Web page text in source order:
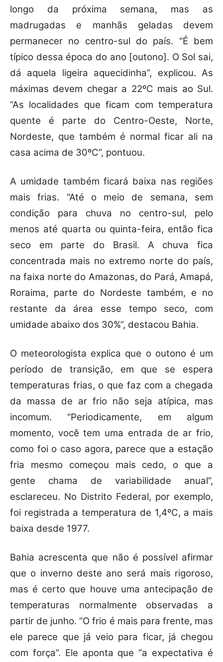
longo da próxima semana, mas as
madrugadas e manhãs geladas devem
permanecer no centro-sul do país. “É bem
típico dessa época do ano [outono]. O Sol sai,
dá aquela ligeira aquecidinha”, explicou. As
máximas devem chegar a 22ºC mais ao Sul.
“As localidades que ficam com temperatura
quente é parte do Centro-Oeste, Norte,
Nordeste, que também é normal ficar ali na
casa acima de 30ºC”, pontuou.
A umidade também ficará baixa nas regiões
mais frias. “Até o meio de semana, sem
condição para chuva no centro-sul, pelo
menos até quarta ou quinta-feira, então fica
seco em parte do Brasil. A chuva fica
concentrada mais no extremo norte do país,
na faixa norte do Amazonas, do Pará, Amapá,
Roraima, parte do Nordeste também, e no
restante da área esse tempo seco, com
umidade abaixo dos 30%”, destacou Bahia.
O meteorologista explica que o outono é um
período de transição, em que se espera
temperaturas frias, o que faz com a chegada
da massa de ar frio não seja atípica, mas
incomum. “Periodicamente, em algum
momento, você tem uma entrada de ar frio,
como foi o caso agora, parece que a estação
fria mesmo começou mais cedo, o que a
gente chama de variabilidade anual”,
esclareceu. No Distrito Federal, por exemplo,
foi registrada a temperatura de 1,4ºC, a mais
baixa desde 1977.
Bahia acrescenta que não é possível afirmar
que o inverno deste ano será mais rigoroso,
mas é certo que houve uma antecipação de
temperaturas normalmente observadas a
partir de junho. “O frio é mais para frente, mas
ele parece que já veio para ficar, já chegou
com força”. Ele aponta que “a expectativa é